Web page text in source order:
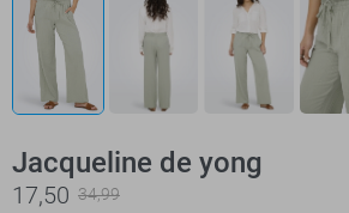
Jacqueline de yong
17,50 34,99